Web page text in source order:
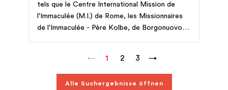
tels que le Centre International Mission de
l'Immaculée (M.I.) de Rome, les Missionnaires
de l'Immaculée - Père Kolbe, de Borgonuovo
contribuant aux frais de formation du
personnel, à ceux des publications sur quelque
support que ce soit ainsi qu'à ceux de leurs
← 1 2 3 →
Alle Suchergebnisse öffnen